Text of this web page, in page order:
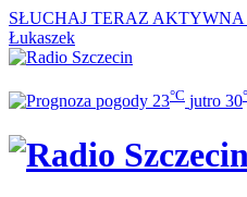
SŁUCHAJ TERAZ AKTYWNA
Łukaszek
23°C jutro 30